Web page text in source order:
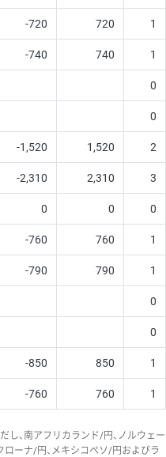
-720 720 1
-740 740 1
0
0
-1,520 1,520 2
-2,310 2,310 3
0 0 0
-760 760 1
-790 790 1
0
0
-850 850 1
-760 760 1
し、南アフリカランド/円、ノルウェー
ローナ/円、メキシコペソ/円およびラ